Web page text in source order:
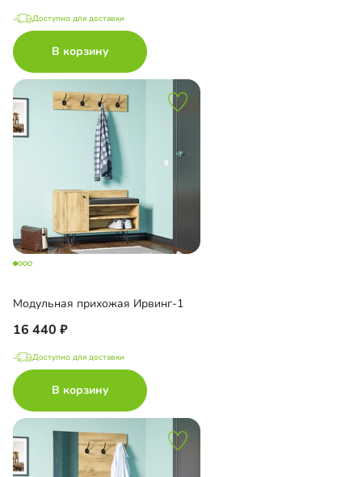
Доступно для доставки
В корзину
Модульная прихожая Ирвинг-1
16 440
Доступно для доставки
В корзину